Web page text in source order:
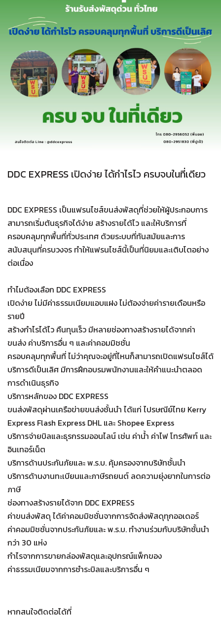
DDC EXPRESS เปิดง่าย ได้กำไรไว ครบจบในที่เดียว
DDC EXPRESS เป็นแฟรนไชส์ขนส่งพัสดุที่ช่วยให้ผู้ประกอบการ
สามารถเริ่มต้นธุรกิจได้ง่าย สร้างรายได้ไว และให้บริการที่
ครอบคลุมทุกพื้นที่ทั่วประเทศ ด้วยระบบที่ทันสมัยและการ
สนับสนุนที่ครบวงจร ทำให้แฟรนไชส์นี้เป็นที่นิยมและเติบโตอย่าง
ต่อเนื่อง
ทำไมต้องเลือก DDC EXPRESS
เปิดง่าย ไม่มีค่าธรรมเนียมแอบแฝง ไม่ต้องจ่ายค่ารายเดือนหรือ
รายปี
สร้างกำไรได้ไว คืนทุนเร็ว มีหลายช่องทางสร้างรายได้จากค่า
ขนส่ง ค่าบริการอื่น ๆ และค่าคอมมิชชั่น
ครอบคลุมทุกพื้นที่ ไม่ว่าคุณจะอยู่ที่ไหนก็สามารถเปิดแฟรนไชส์ได้
บริการดีเป็นเลิศ มีการฝึกอบรมพนักงานและให้คำแนะนำตลอด
การดำเนินธุรกิจ
บริการหลักของ DDC EXPRESS
ขนส่งพัสดุผ่านเครือข่ายขนส่งชั้นนำ ได้แก่ ไปรษณีย์ไทย Kerry
Express Flash Express DHL และ Shopee Express
บริการจ่ายบิลและธุรกรรมออนไลน์ เช่น ค่าน้ำ ค่าไฟ โทรศัพท์ และ
อินเทอร์เน็ต
บริการด้านประกันภัยและ พ.ร.บ. คุ้มครองจากบริษัทชั้นนำ
บริการด้านงานทะเบียนและภาษีรถยนต์ ลดความยุ่งยากในการต่อ
ภาษี
ช่องทางสร้างรายได้จาก DDC EXPRESS
ค่าขนส่งพัสดุ ได้ค่าคอมมิชชั่นจากการจัดส่งพัสดุทุกออเดอร์
ค่าคอมมิชชั่นจากประกันภัยและ พ.ร.บ. ทำงานร่วมกับบริษัทชั้นนำ
กว่า 30 แห่ง
กำไรจากการขายกล่องพัสดุและอุปกรณ์แพ็กของ
ค่าธรรมเนียมจากการชำระบิลและบริการอื่น ๆ
หากสนใจติดต่อได้ที่